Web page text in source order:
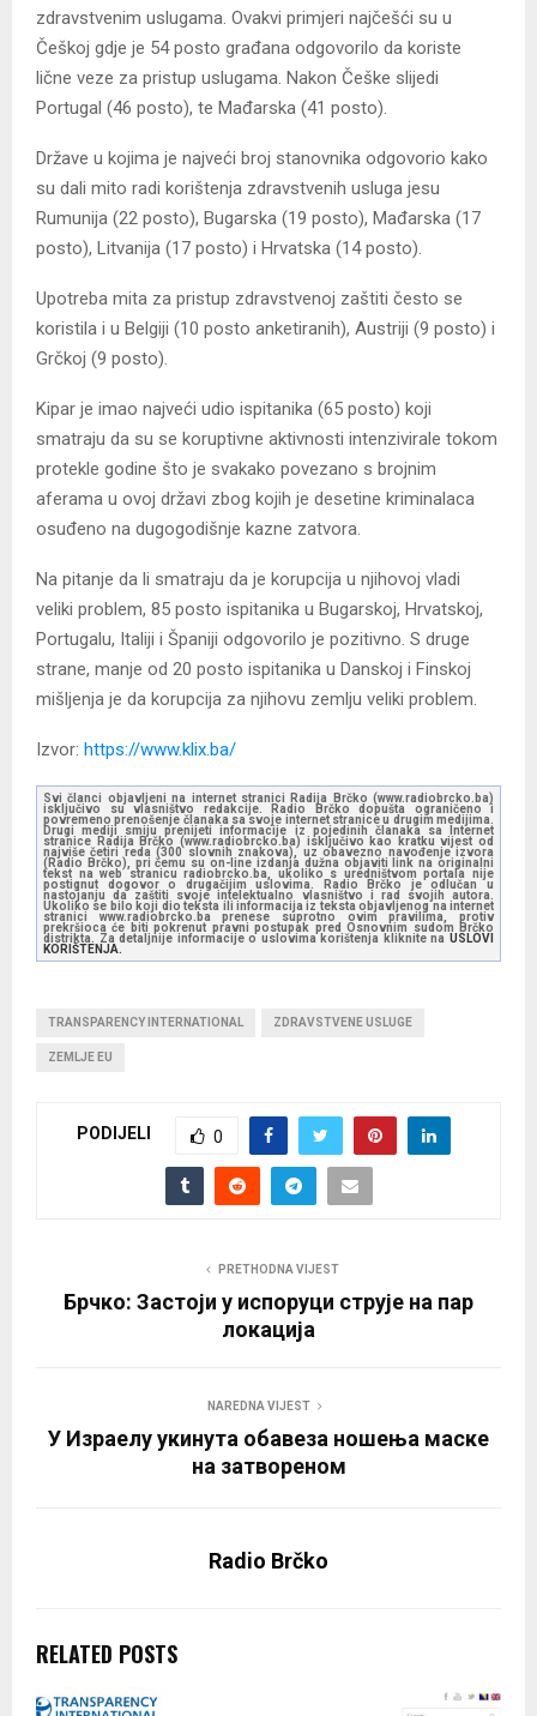
zdravstvenim uslugama. Ovakvi primjeri najčešći su u
Češkoj gdje je 54 posto građana odgovorilo da koriste
lične veze za pristup uslugama. Nakon Češke slijedi
Portugal (46 posto), te Mađarska (41 posto).
Države u kojima je najveći broj stanovnika odgovorio kako
su dali mito radi korištenja zdravstvenih usluga jesu
Rumunija (22 posto), Bugarska (19 posto), Mađarska (17
posto), Litvanija (17 posto) i Hrvatska (14 posto).
Upotreba mita za pristup zdravstvenoj zaštiti često se
koristila i u Belgiji (10 posto anketiranih), Austriji (9 posto) i
Grčkoj (9 posto).
Kipar je imao najveći udio ispitanika (65 posto) koji
smatraju da su se koruptivne aktivnosti intenzivirale tokom
protekle godine što je svakako povezano s brojnim
aferama u ovoj državi zbog kojih je desetine kriminalaca
osuđeno na dugogodišnje kazne zatvora.
Na pitanje da li smatraju da je korupcija u njihovoj vladi
veliki problem, 85 posto ispitanika u Bugarskoj, Hrvatskoj,
Portugalu, Italiji i Španiji odgovorilo je pozitivno. S druge
strane, manje od 20 posto ispitanika u Danskoj i Finskoj
mišljenja je da korupcija za njihovu zemlju veliki problem.
Izvor: https://www.klix.ba/
Svi članci objavljeni na internet stranici Radija Brčko (www.radiobrcko.ba)
isključivo su vlasništvo redakcije. Radio Brčko dopušta ograničeno i
povremeno prenošenje članaka sa svoje internet stranice u drugim medijima.
Drugi mediji smiju prenijeti informacije iz pojedinih članaka sa Internet
stranice Radija Brčko (www.radiobrcko.ba) isključivo kao kratku vijest od
najviše četiri reda (300 slovnih znakova), uz obavezno navođenje izvora
(Radio Brčko), pri čemu su on-line izdanja dužna objaviti link na originalni
tekst na web stranicu radiobrcko.ba, ukoliko s uredništvom portala nije
postignut dogovor o drugačijim uslovima. Radio Brčko je odlučan u
nastojanju da zaštiti svoje intelektualno vlasništvo i rad svojih autora.
Ukoliko se bilo koji dio teksta ili informacija iz teksta objavljenog na internet
stranici www.radiobrcko.ba prenese suprotno ovim pravilima, protiv
prekršioca će biti pokrenut pravni postupak pred Osnovnim sudom Brčko
distrikta. Za detaljnije informacije o uslovima korištenja kliknite na USLOVI
KORIŠTENJA.
TRANSPARENCY INTERNATIONAL ZDRAVSTVENE USLUGE
ZEMLJE EU
PODIJELI 0
PRETHODNA VIJEST
Брчко: Застоји у испоруци струје на пар
локација
NAREDNA VIJEST
У Израелу укинута обавеза ношења маске
на затвореном
Radio Brčko
RELATED POSTS